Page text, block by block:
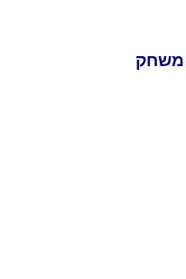
משחק